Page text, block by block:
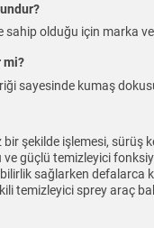
sahip olduğu için marka
mi?
sayesinde kumaş
bir şekilde işlemesi,
güçlü temizleyici
sağlarken defalarca
temizleyici sprey araç